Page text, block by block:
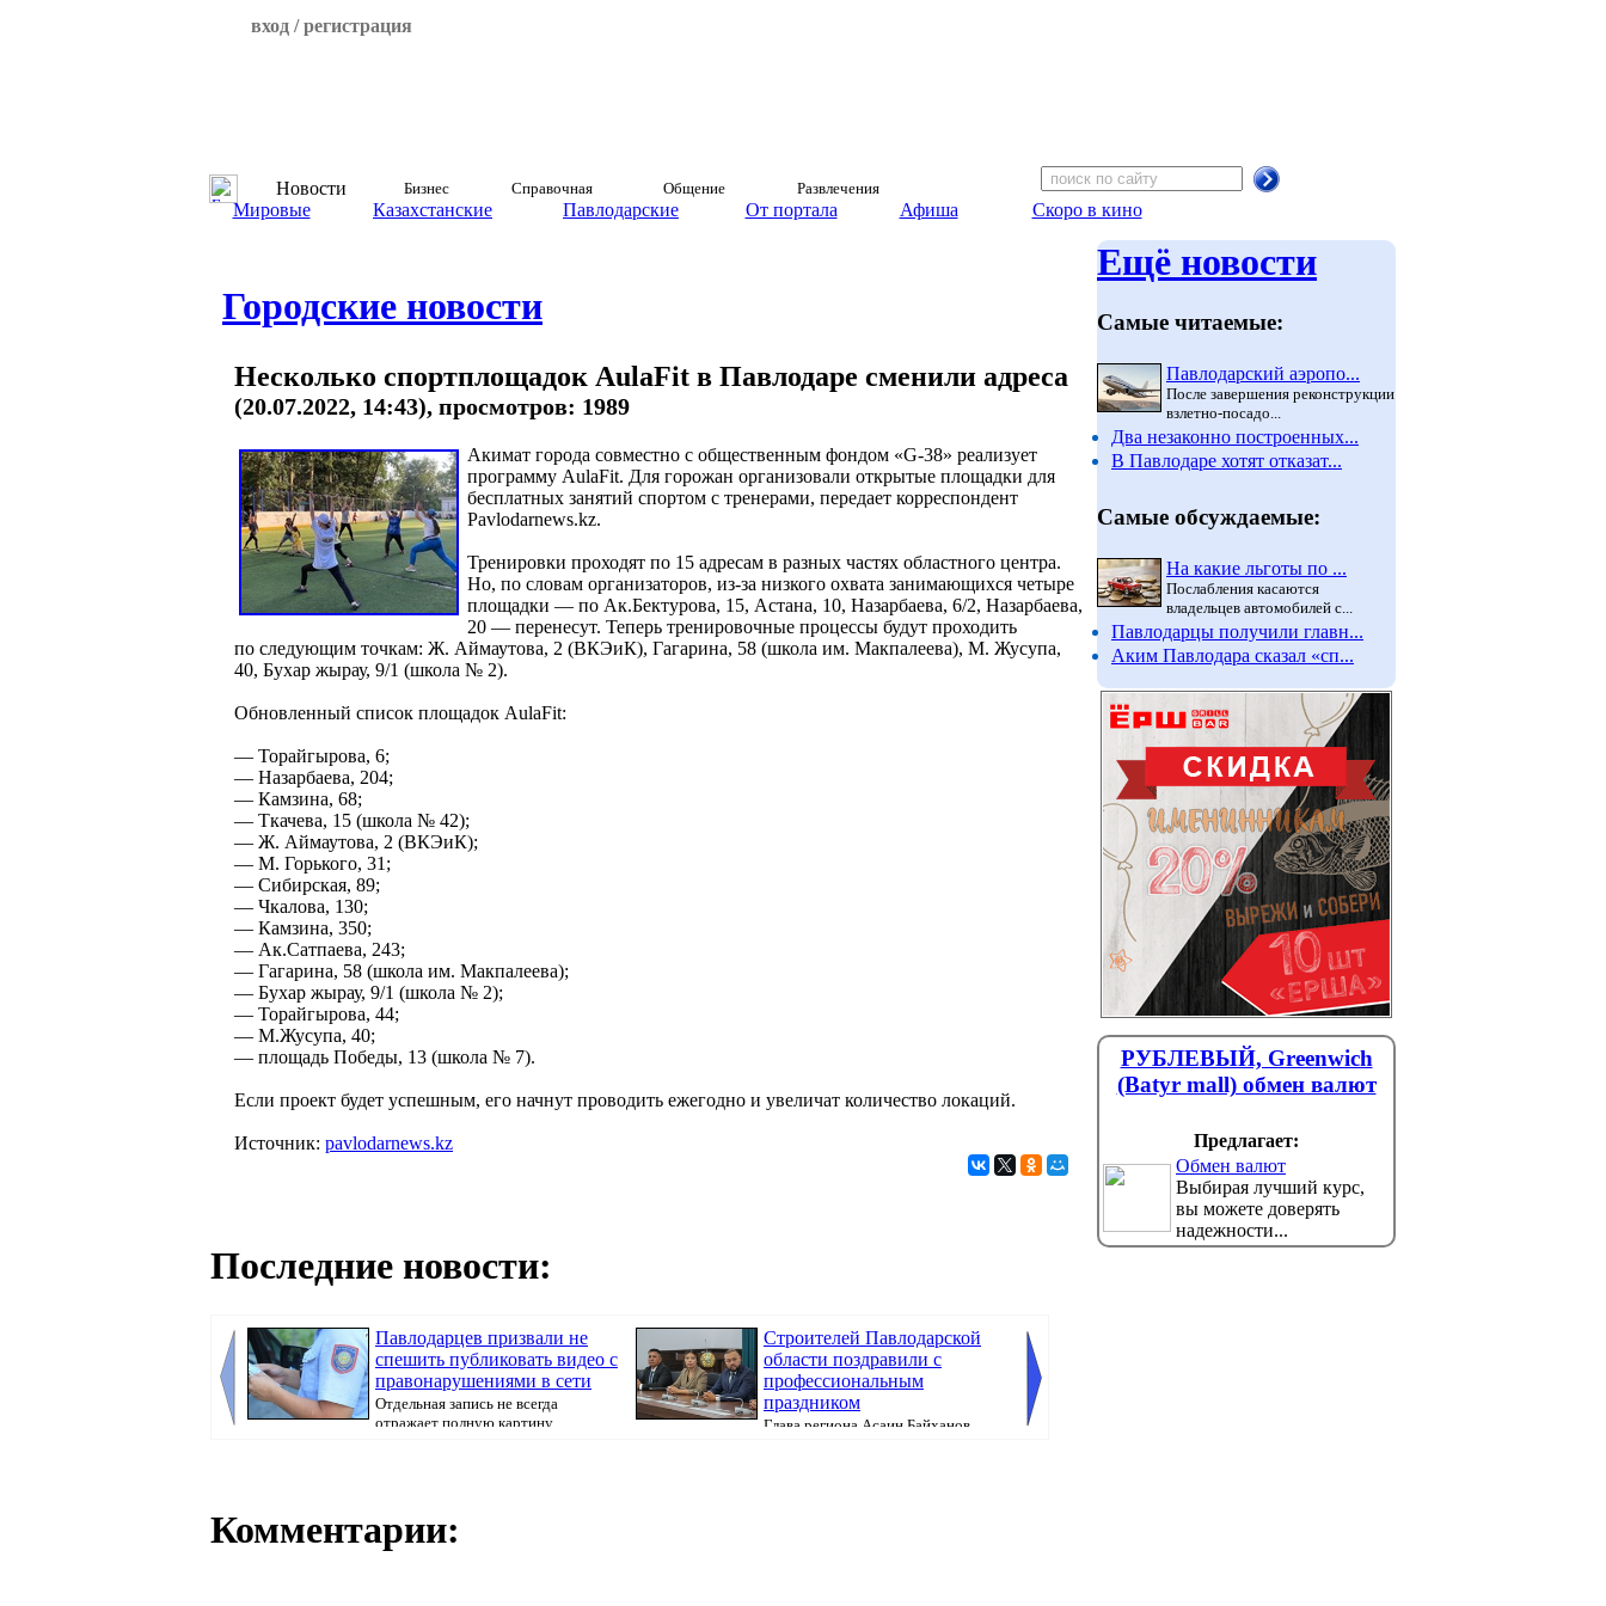
вход / регистрация
Новости Бизнес Справочная Общение Развлечения
Мировые Казахстанские Павлодарские От портала Афиша Скоро в кино
Городские новости
Несколько спортплощадок AulaFit в Павлодаре сменили адреса
(20.07.2022, 14:43), просмотров: 1989
Акимат города совместно с общественным фондом «G-38» реализует
программу AulaFit. Для горожан организовали открытые площадки для
бесплатных занятий спортом с тренерами, передает корреспондент
Pavlodarnews.kz.
Тренировки проходят по 15 адресам в разных частях областного центра.
Но, по словам организаторов, из-за низкого охвата занимающихся четыре
площадки — по Ак.Бектурова, 15, Астана, 10, Назарбаева, 6/2, Назарбаева,
20 — перенесут. Теперь тренировочные процессы будут проходить
по следующим точкам: Ж. Аймаутова, 2 (ВКЭиК), Гагарина, 58 (школа им. Макпалеева), М. Жусупа,
40, Бухар жырау, 9/1 (школа № 2).
Обновленный список площадок AulaFit:
— Торайгырова, 6;
— Назарбаева, 204;
— Камзина, 68;
— Ткачева, 15 (школа № 42);
— Ж. Аймаутова, 2 (ВКЭиК);
— М. Горького, 31;
— Сибирская, 89;
— Чкалова, 130;
— Камзина, 350;
— Ак.Сатпаева, 243;
— Гагарина, 58 (школа им. Макпалеева);
— Бухар жырау, 9/1 (школа № 2);
— Торайгырова, 44;
— М.Жусупа, 40;
— площадь Победы, 13 (школа № 7).
Если проект будет успешным, его начнут проводить ежегодно и увеличат количество локаций.
Источник: pavlodarnews.kz
Последние новости:
Павлодарцев призвали не
спешить публиковать видео с
правонарушениями в сети
Отдельная запись не всегда
отражает полную картину
Строителей Павлодарской
области поздравили с
профессиональным
праздником
Глава региона Асаин Байханов
Комментарии:
Ещё новости
Самые читаемые:
Павлодарский аэропо...
После завершения реконструкции
взлетно-посадо...
Два незаконно построенных...
В Павлодаре хотят отказат...
Самые обсуждаемые:
На какие льготы по ...
Послабления касаются
владельцев автомобилей с...
Павлодарцы получили главн...
Аким Павлодара сказал «сп...
РУБЛЕВЫЙ, Greenwich
(Batyr mall) обмен валют
Предлагает:
Обмен валют
Выбирая лучший курс,
вы можете доверять
надежности...